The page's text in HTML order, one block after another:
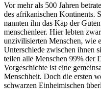
Vor mehr als 500 Jahren
des afrikanischen Kontinents.
nannten ihn das Kap der
menschenleer. Hier lebten
unzivilisierten Menschen, wie
Unterschiede zwischen ihnen
teilen alle Menschen 99% der
Vorgeschichte ist eine
Menschheit. Doch die ersten
schwarzen Einheimischen